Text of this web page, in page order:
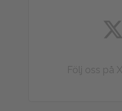
Följ oss på